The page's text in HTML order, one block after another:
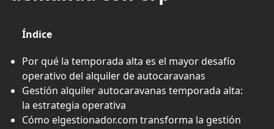
Índice
Por qué la temporada alta es el mayor desafío
operativo del alquiler de autocaravanas
Gestión alquiler autocaravanas temporada alta:
la estrategia operativa
Cómo elgestionador.com transforma la gestión